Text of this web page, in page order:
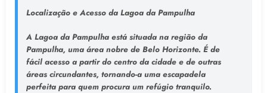
Localização e Acesso da Lagoa da Pampulha
A Lagoa da Pampulha está situada na região da
Pampulha, uma área nobre de Belo Horizonte. É de
fácil acesso a partir do centro da cidade e de outras
áreas circundantes, tornando-a uma escapadela
perfeita para quem procura um refúgio tranquilo.